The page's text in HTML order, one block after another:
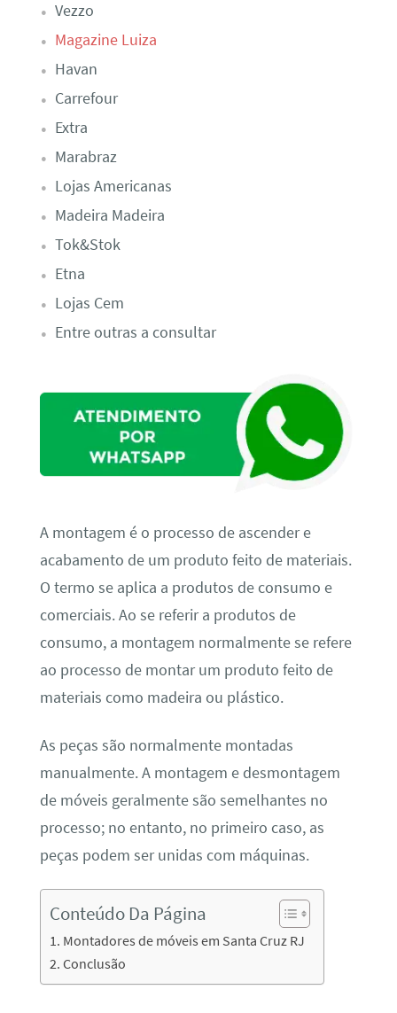
Vezzo
Magazine Luiza
Havan
Carrefour
Extra
Marabraz
Lojas Americanas
Madeira Madeira
Tok&Stok
Etna
Lojas Cem
Entre outras a consultar
A montagem é o processo de ascender e
acabamento de um produto feito de materiais.
O termo se aplica a produtos de consumo e
comerciais. Ao se referir a produtos de
consumo, a montagem normalmente se refere
ao processo de montar um produto feito de
materiais como madeira ou plástico.
As peças são normalmente montadas
manualmente. A montagem e desmontagem
de móveis geralmente são semelhantes no
processo; no entanto, no primeiro caso, as
peças podem ser unidas com máquinas.
Conteúdo Da Página
Montadores de móveis em Santa Cruz RJ
Conclusão